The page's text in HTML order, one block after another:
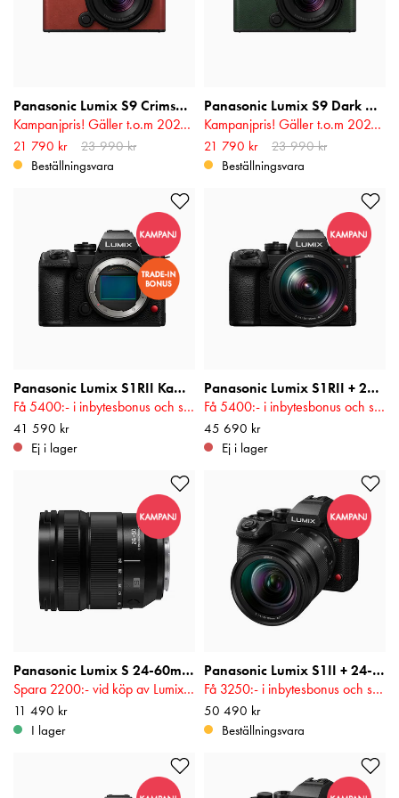
Panasonic Lumix S9 Crimson Red 18-40mm f/4.5-6.3
Kampanjpris! Gäller t.o.m 2026-08-17
Nuvarande pris:21 790 kr
pris :23 990 kr
21 790 kr
23 990 kr
Beställningsvara
Panasonic Lumix S9 Dark Olive 18-40mm f/4.5-6.3
Kampanjpris! Gäller t.o.m 2026-08-17
Nuvarande pris:21 790 kr
pris :23 990 kr
21 790 kr
23 990 kr
Beställningsvara
Panasonic Lumix S1RII Kamerahus
Få 5400:- i inbytesbonus och spara upp till 5400:- på utvalda objektiv! Gäller t.o.m 2026-08-17
Pris :41 590 kr
41 590 kr
Ej i lager
Panasonic Lumix S1RII + 24-105mm f/4
Få 5400:- i inbytesbonus och spara upp till 5400:- på utvalda objektiv! Gäller t.o.m 2026-08-17
Pris :45 690 kr
45 690 kr
Ej i lager
Panasonic Lumix S 24-60mm f/2,8
Spara 2200:- vid köp av Lumix S-Kamera! Gäller t.o.m 2026-08-17
Pris :11 490 kr
11 490 kr
I lager
Panasonic Lumix S1II + 24-105mm f/4
Få 3250:- i inbytesbonus och spara upp till 5400:- på utvalda objektiv! Gäller t.o.m 2026-08-17
Pris :50 490 kr
50 490 kr
Beställningsvara